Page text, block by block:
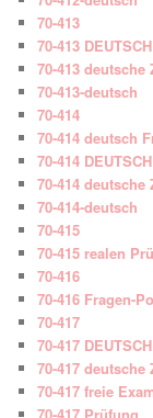
70-413
70-413
70-413
70-413-deutsch
70-414
70-414 deutsch
70-414
70-414
70-414-deutsch
70-415
70-415 realen
70-416
70-416 Fragen-
70-417
70-417
70-417
70-417 freie
70-417 Prüfung